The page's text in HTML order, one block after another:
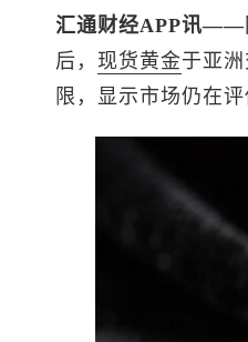
汇通财经APP讯——
后， 现货黄金于亚
限，显示市场仍在